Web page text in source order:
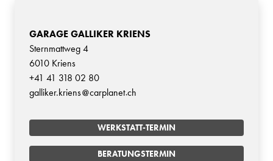
GARAGE GALLIKER KRIENS
Sternmattweg 4
6010 Kriens
+41 41 318 02 80
galliker.kriens
carplanetch
WERKSTATT-TERMIN
BERATUNGSTERMIN